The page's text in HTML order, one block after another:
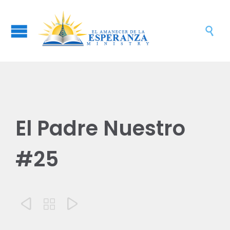

El Padre Nuestro
#25
  